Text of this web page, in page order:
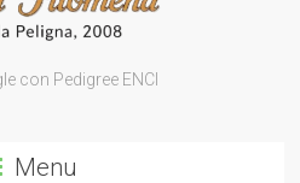
con Pedigree ENCI
Menu